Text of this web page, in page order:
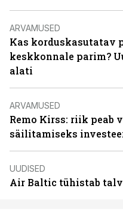
ARVAMUSED
Kas korduskasutatav
keskkonnale parim?
alati
ARVAMUSED
Remo Kirss: riik peab
säilitamiseks
UUDISED
Air Baltic tühistab